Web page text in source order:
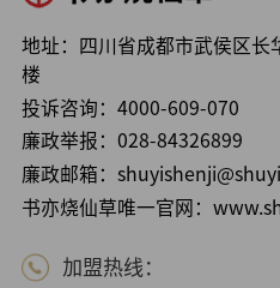
地址：四川省成都市武侯区长
楼
投诉咨询： 4000-609-070
廉政举报： 028-84326899
廉政邮箱：
书亦烧仙草唯一官网：
加盟热线：